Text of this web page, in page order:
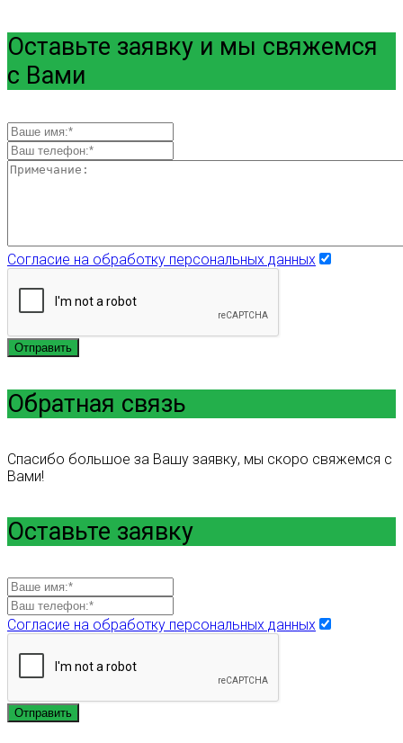
Оставьте заявку и мы свяжемся
с Вами
Согласие на обработку персональных данных
Отправить
Обратная связь
Спасибо большое за Вашу заявку, мы скоро свяжемся с
Вами!
Оставьте заявку
Согласие на обработку персональных данных
Отправить